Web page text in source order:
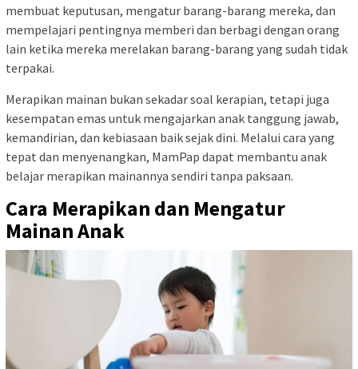
membuat keputusan, mengatur barang-barang mereka, dan
mempelajari pentingnya memberi dan berbagi dengan orang
lain ketika mereka merelakan barang-barang yang sudah tidak
terpakai.
Merapikan mainan bukan sekadar soal kerapian, tetapi juga
kesempatan emas untuk mengajarkan anak tanggung jawab,
kemandirian, dan kebiasaan baik sejak dini. Melalui cara yang
tepat dan menyenangkan, MamPap dapat membantu anak
belajar merapikan mainannya sendiri tanpa paksaan.
Cara Merapikan dan Mengatur
Mainan Anak